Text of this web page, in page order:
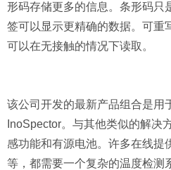
形码存储更多的信息。条形码只
签可以显示更精确的数据。可重
可以在无接触的情况下读取。
该公司开发的最新产品组合是用
InoSpector。与其他类似的解决
感功能和有源电池。许多在线提
等，都需要一个复杂的温度检测